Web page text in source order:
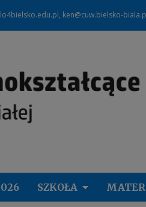
ken@cuw.bielsko-
SZKOŁA